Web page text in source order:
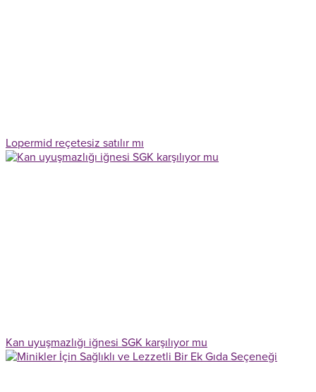
Lopermid reçetesiz satılır mı
Kan uyuşmazlığı iğnesi SGK karşılıyor mu